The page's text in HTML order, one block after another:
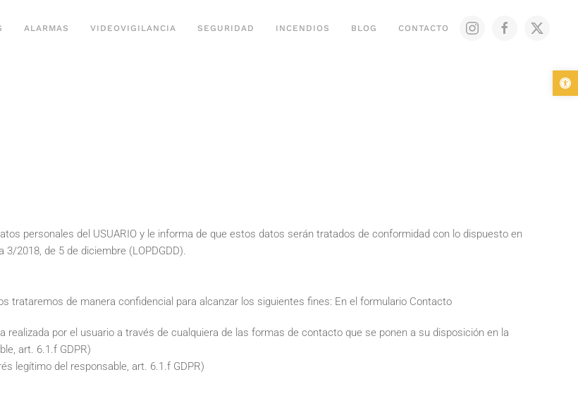
ALARMAS VIDEOVIGILANCIA SEGURIDAD INCENDIOS BLOG CONTACTO
personales del USUARIO y le informa de que estos datos serán tratados de conformidad con lo dispuesto en
3/2018, de 5 de diciembre (LOPDGDD).
trataremos de manera confidencial para alcanzar los siguientes fines: En el formulario Contacto
por el usuario a través de cualquiera de las formas de contacto que se ponen a su disposición en la
art. 6.1.f GDPR)
legítimo del responsable, art. 6.1.f GDPR)